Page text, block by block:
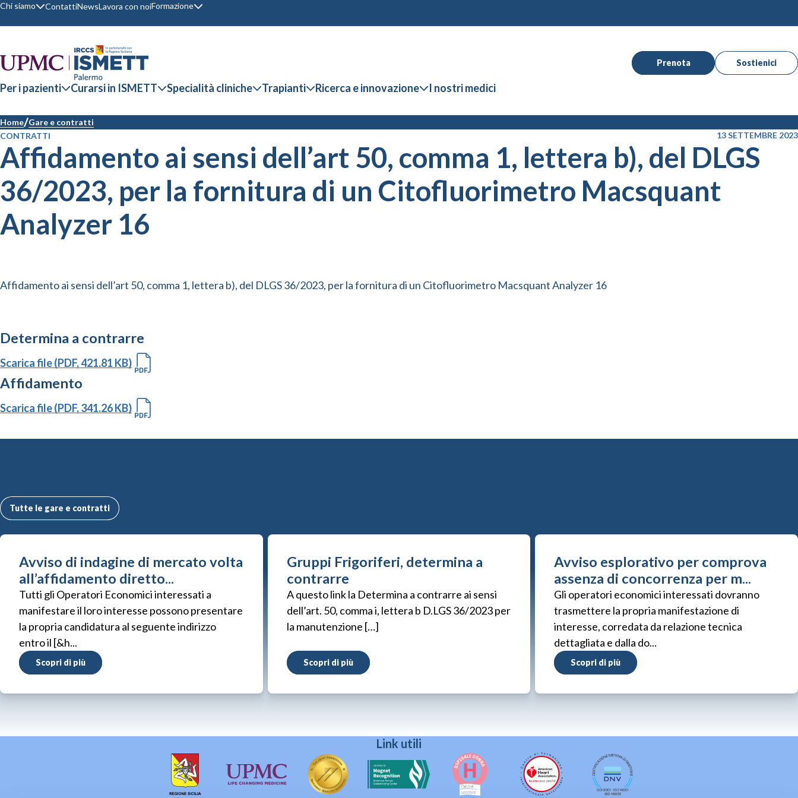
Chi siamo ContattiNewsLavora con noiFormazione
Prenota Sostienici
Per i pazienti Curarsi in ISMETT Specialità cliniche Trapianti Ricerca e innovazione I nostri medici
Home Gare e contratti
CONTRATTI
13 SETTEMBRE 2023
Affidamento ai sensi dell’art 50, comma 1, lettera b), del DLGS
36/2023, per la fornitura di un Citofluorimetro Macsquant
Analyzer 16
Affidamento ai sensi dell’art 50, comma 1, lettera b), del DLGS 36/2023, per la fornitura di un Citofluorimetro Macsquant Analyzer 16
Determina a contrarre
Scarica file (PDF, 421.81 KB)
Affidamento
Scarica file (PDF, 341.26 KB)
Tutte le gare e contratti
Avviso di indagine di mercato volta
all’affidamento diretto...
Tutti gli Operatori Economici interessati a
manifestare il loro interesse possono presentare
la propria candidatura al seguente indirizzo
entro il [&h...
Scopri di più
Gruppi Frigoriferi, determina a
contrarre
A questo link la Determina a contrarre ai sensi
dell’art. 50, comma i, lettera b D.LGS 36/2023 per
la manutenzione […]
Scopri di più
Avviso esplorativo per comprova
assenza di concorrenza per m...
Gli operatori economici interessati dovranno
trasmettere la propria manifestazione di
interesse, corredata da relazione tecnica
dettagliata e dalla do...
Scopri di più
Link utili